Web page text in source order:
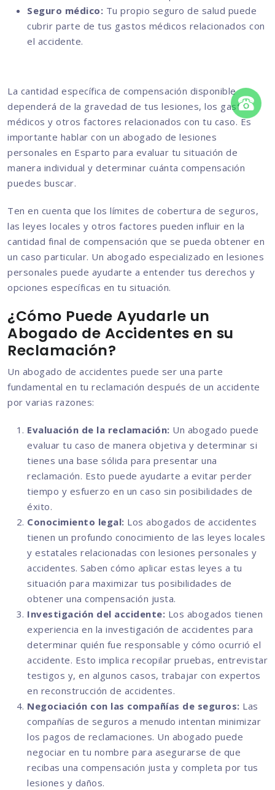
Seguro médico: Tu propio seguro de salud puede
cubrir parte de tus gastos médicos relacionados con
el accidente.
La cantidad específica de compensación disponible
dependerá de la gravedad de tus lesiones, los gastos
médicos y otros factores relacionados con tu caso. Es
importante hablar con un abogado de lesiones
personales en Esparto para evaluar tu situación de
manera individual y determinar cuánta compensación
puedes buscar.
Ten en cuenta que los límites de cobertura de seguros,
las leyes locales y otros factores pueden influir en la
cantidad final de compensación que se pueda obtener en
un caso particular. Un abogado especializado en lesiones
personales puede ayudarte a entender tus derechos y
opciones específicas en tu situación.
¿Cómo Puede Ayudarle un
Abogado de Accidentes en su
Reclamación?
Un abogado de accidentes puede ser una parte
fundamental en tu reclamación después de un accidente
por varias razones:
Evaluación de la reclamación: Un abogado puede
evaluar tu caso de manera objetiva y determinar si
tienes una base sólida para presentar una
reclamación. Esto puede ayudarte a evitar perder
tiempo y esfuerzo en un caso sin posibilidades de
éxito.
Conocimiento legal: Los abogados de accidentes
tienen un profundo conocimiento de las leyes locales
y estatales relacionadas con lesiones personales y
accidentes. Saben cómo aplicar estas leyes a tu
situación para maximizar tus posibilidades de
obtener una compensación justa.
Investigación del accidente: Los abogados tienen
experiencia en la investigación de accidentes para
determinar quién fue responsable y cómo ocurrió el
accidente. Esto implica recopilar pruebas, entrevistar
testigos y, en algunos casos, trabajar con expertos
en reconstrucción de accidentes.
Negociación con las compañías de seguros: Las
compañías de seguros a menudo intentan minimizar
los pagos de reclamaciones. Un abogado puede
negociar en tu nombre para asegurarse de que
recibas una compensación justa y completa por tus
lesiones y daños.